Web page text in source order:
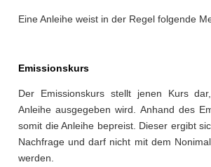
Eine Anleihe weist in der Regel folgende
Emissionskurs
Der Emissionskurs stellt jenen Kurs
Anleihe ausgegeben wird. Anhand des
somit die Anleihe bepreist. Dieser ergibt
Nachfrage und darf nicht mit dem
werden.